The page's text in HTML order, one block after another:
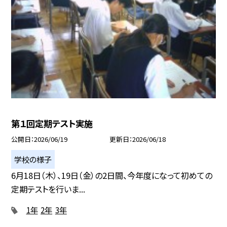
第１回定期テスト実施
公開日 2026/06/19 更新日 2026/06/18
学校の様子
6月18日（木）、19日（金）の2日間、今年度になって初めての
定期テストを行いま...
1年 2年 3年